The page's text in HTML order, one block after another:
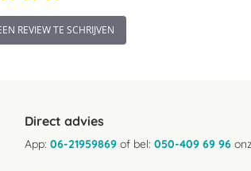
REVIEW TE SCHRIJVEN
Direct advies
App: 06-21959869 of bel: 050-409 69 96